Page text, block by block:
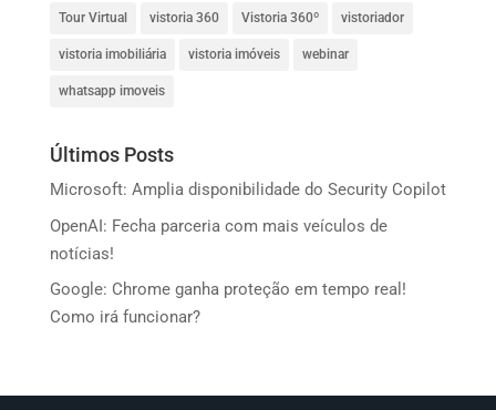
Tour Virtual vistoria 360 Vistoria 360º vistoriador
vistoria imobiliária vistoria imóveis webinar
whatsapp imoveis
Últimos Posts
Microsoft: Amplia disponibilidade do Security Copilot
OpenAI: Fecha parceria com mais veículos de
notícias!
Google: Chrome ganha proteção em tempo real!
Como irá funcionar?